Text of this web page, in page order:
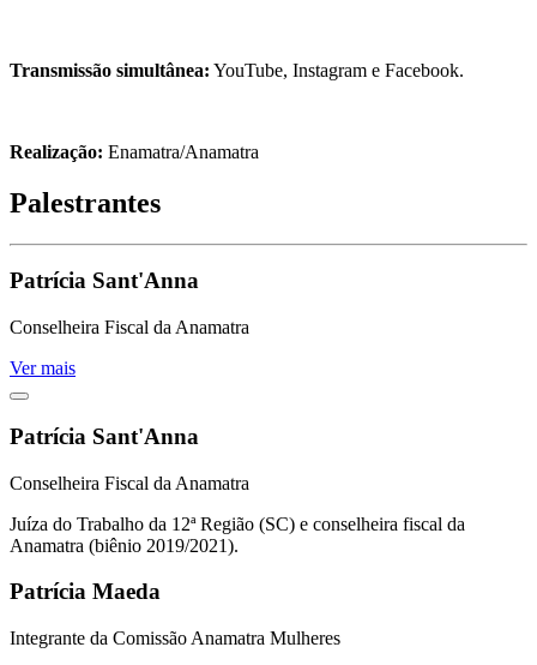
Transmissão simultânea: YouTube, Instagram e Facebook.
Realização: Enamatra/Anamatra
Palestrantes
Patrícia Sant'Anna
Conselheira Fiscal da Anamatra
Ver mais
Patrícia Sant'Anna
Conselheira Fiscal da Anamatra
Juíza do Trabalho da 12ª Região (SC) e conselheira fiscal da
Anamatra (biênio 2019/2021).
Patrícia Maeda
Integrante da Comissão Anamatra Mulheres